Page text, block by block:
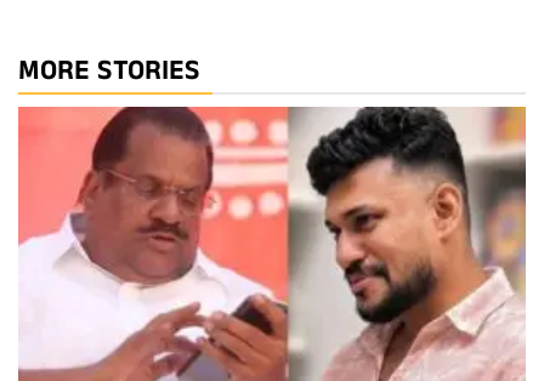
MORE STORIES